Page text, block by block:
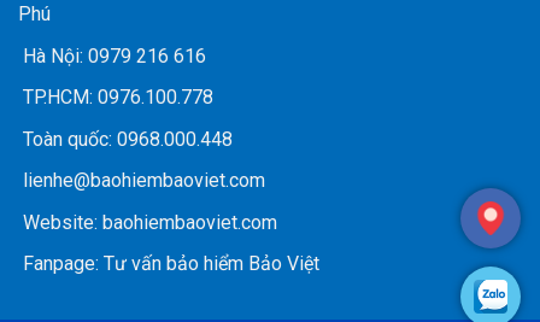
Phú
Hà Nội: 0979 216 616
TP.HCM: 0976.100.778
Toàn quốc: 0968.000.448
lienhe@baohiembaoviet.com
Website: baohiembaoviet.com
Fanpage: Tư vấn bảo hiểm Bảo Việt